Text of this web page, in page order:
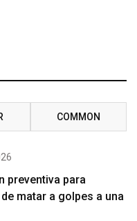
COMMON
preventiva para
matar a golpes a una